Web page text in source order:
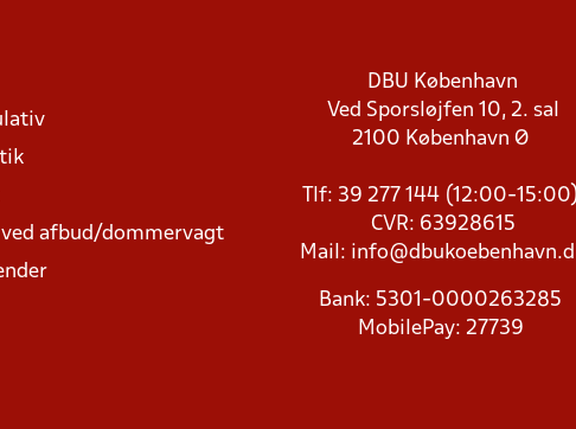
afbud/dommervagt
DBU København
Ved Sporsløjfen 10, 2. sal
2100 København Ø
Tlf: 39 277 144 (12:00-15:00)
CVR: 63928615
Mail:
Bank: 5301-0000263285
MobilePay: 27739